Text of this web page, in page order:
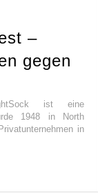
–
gegen
ist eine
1948 in North
in